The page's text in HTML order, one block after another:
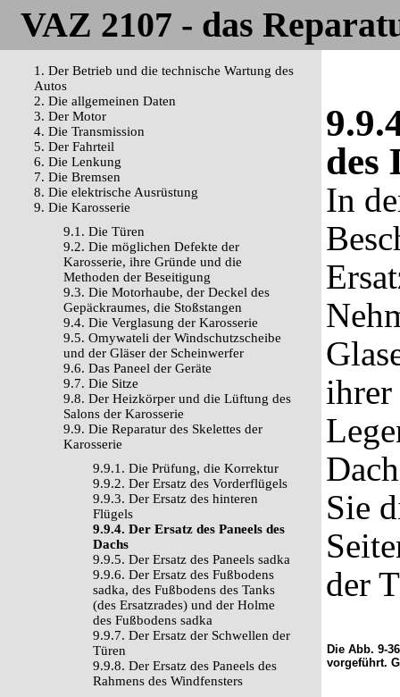
VAZ 2107 - das
1. Der Betrieb und die technische Wartung des
Autos
2. Die allgemeinen Daten
3. Der Motor
4. Die Transmission
5. Der Fahrteil
6. Die Lenkung
7. Die Bremsen
8. Die elektrische Ausrüstung
9. Die Karosserie
9.1. Die Türen
9.2. Die möglichen Defekte der
Karosserie, ihre Gründe und die
Methoden der Beseitigung
9.3. Die Motorhaube, der Deckel des
Gepäckraumes, die Stoßstangen
9.4. Die Verglasung der Karosserie
9.5. Omywateli der Windschutzscheibe
und der Gläser der Scheinwerfer
9.6. Das Paneel der Geräte
9.7. Die Sitze
9.8. Der Heizkörper und die Lüftung des
Salons der Karosserie
9.9. Die Reparatur des Skelettes der
Karosserie
9.9.1. Die Prüfung, die Korrektur
9.9.2. Der Ersatz des Vorderflügels
9.9.3. Der Ersatz des hinteren
Flügels
9.9.4. Der Ersatz des Paneels des
Dachs
9.9.5. Der Ersatz des Paneels sadka
9.9.6. Der Ersatz des Fußbodens
sadka, des Fußbodens des Tanks
(des Ersatzrades) und der Holme
des Fußbodens sadka
9.9.7. Der Ersatz der Schwellen der
Türen
9.9.8. Der Ersatz des Paneels des
Rahmens des Windfensters
des
In
Sie
der
Die Abb. 9-
vorgeführt.